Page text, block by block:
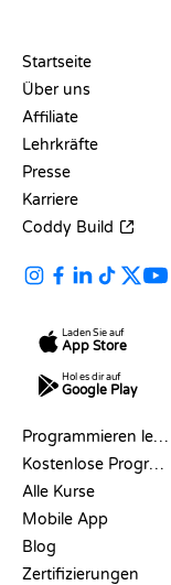
Startseite
Über uns
Affiliate
Lehrkräfte
Presse
Karriere
Coddy Build
Laden Sie auf
App Store
Hol es dir auf
Google Play
Programmieren lernen
Kostenlose Programmier-Websites
Alle Kurse
Mobile App
Blog
Zertifizierungen